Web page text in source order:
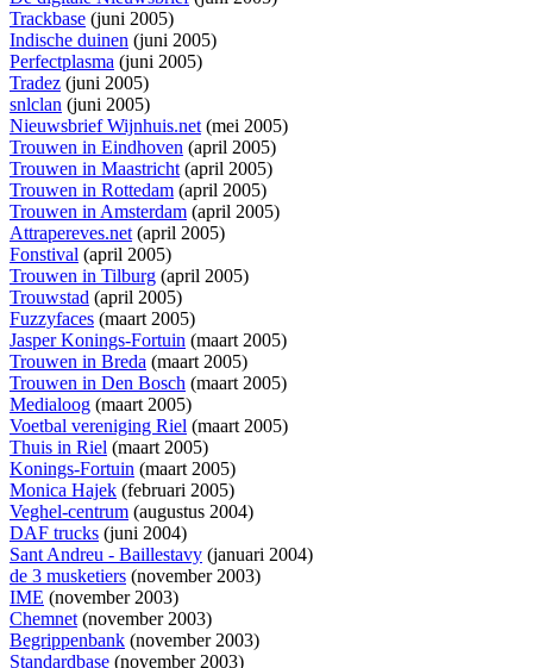
Trackbase (juni 2005)
Indische duinen (juni 2005)
Perfectplasma (juni 2005)
Tradez (juni 2005)
snlclan (juni 2005)
Nieuwsbrief Wijnhuis.net(mei 2005)
Trouwen in Eindhoven (april 2005)
Trouwen in Maastricht(april 2005)
Trouwen in Rottedam (april 2005)
Trouwen in Amsterdam (april 2005)
Attrapereves.net(april 2005)
Fonstival (april 2005)
Trouwen in Tilburg (april 2005)
Trouwstad (april 2005)
Fuzzyfaces (maart 2005)
Jasper Konings-Fortuin (maart 2005)
Trouwen in Breda (maart 2005)
Trouwen in Den Bosch (maart 2005)
Medialoog (maart 2005)
Voetbal vereniging Riel (maart 2005)
Thuis in Riel (maart 2005)
Konings-Fortuin (maart 2005)
Monica Hajek (februari 2005)
Veghel-centrum (augustus 2004)
DAF trucks (juni 2004)
Sant Andreu - Baillestavy (januari 2004)
de 3 musketiers (november 2003)
IME (november 2003)
Chemnet(november 2003)
Begrippenbank (november 2003)
Standardbase (november 2003)